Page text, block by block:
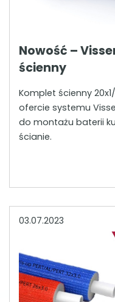
Nowość –
ścienny
Komplet ścienny
ofercie systemu
do montażu baterii
ścianie.
03.07.2023